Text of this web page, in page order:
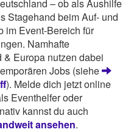
– ob als Aushilfe
Stagehand beim Auf- und
im Event-Bereich für
Namhafte
Europa nutzen dabei
Jobs (siehe
). Melde dich jetzt online
Eventhelfer oder
kannst du auch
ansehen.